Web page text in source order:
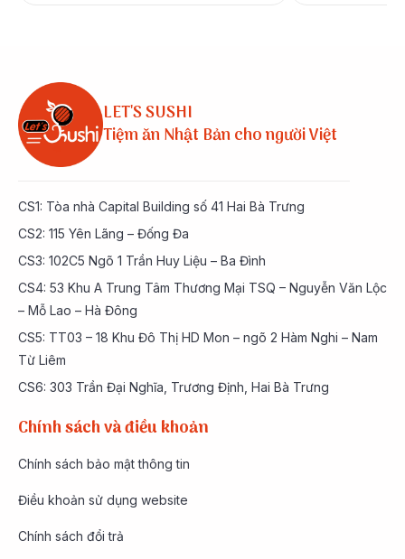
LET'S SUSHI
Tiệm ăn Nhật Bản cho người Việt
CS1: Tòa nhà Capital Building số 41 Hai Bà Trưng
CS2: 115 Yên Lãng – Đống Đa
CS3: 102C5 Ngõ 1 Trần Huy Liệu – Ba Đình
CS4: 53 Khu A Trung Tâm Thương Mại TSQ – Nguyễn Văn Lộc
– Mỗ Lao – Hà Đông
CS5: TT03 – 18 Khu Đô Thị HD Mon – ngõ 2 Hàm Nghi – Nam
Từ Liêm
CS6: 303 Trần Đại Nghĩa, Trương Định, Hai Bà Trưng
Chính sách và điều khoản
Chính sách bảo mật thông tin
Điều khoản sử dụng website
Chính sách đổi trả